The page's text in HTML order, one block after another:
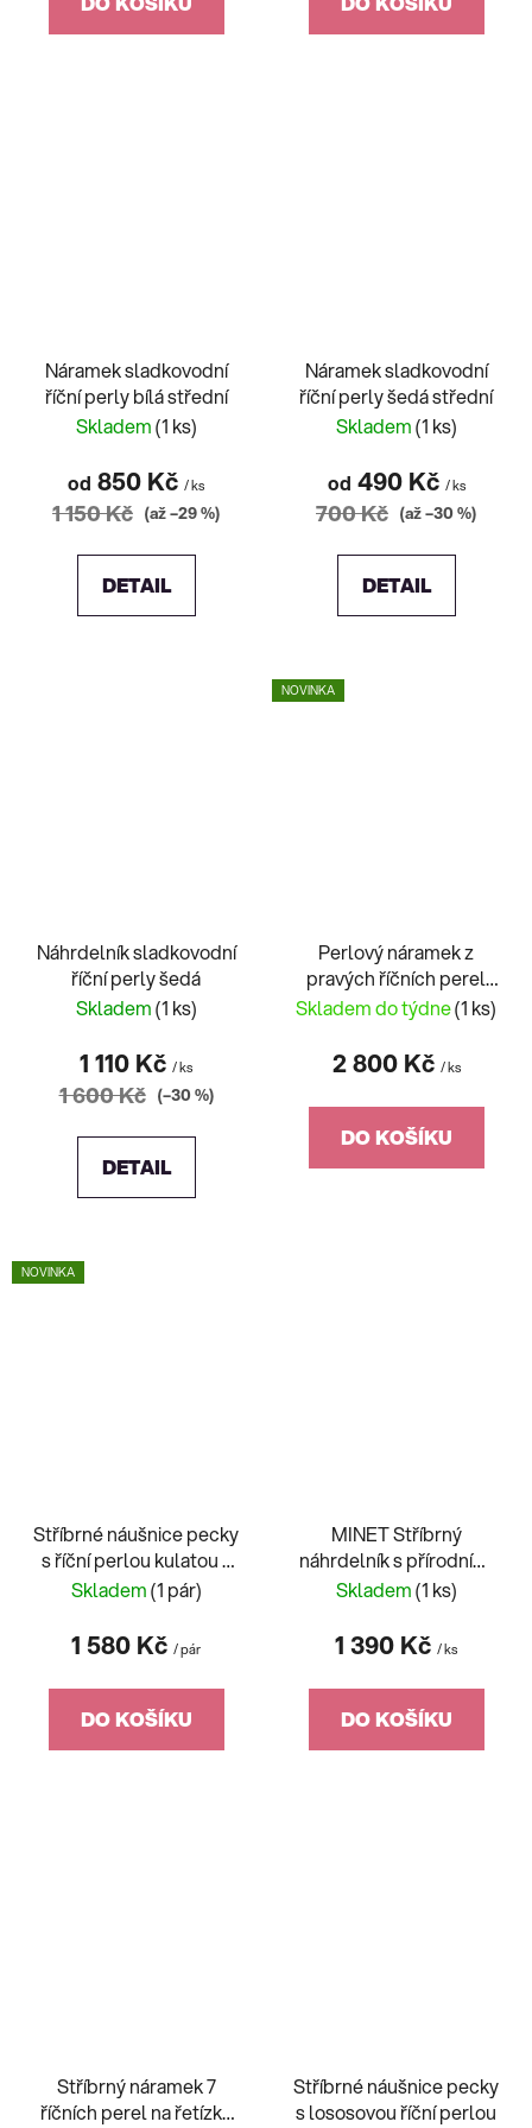
Náramek sladkovodní
říční perly bílá střední
Skladem(1 ks)
od 850 Kč / ks
1 150 Kč (až –29 %)
DETAIL
Náramek sladkovodní
říční perly šedá střední
Skladem(1 ks)
od 490 Kč / ks
700 Kč (až –30 %)
DETAIL
Náhrdelník sladkovodní
říční perly šedá
Skladem(1 ks)
1 110 Kč / ks
1 600 Kč (–30 %)
DETAIL
NOVINKA
Perlový náramek z
pravých říčních perel
bílý 23003.1
Skladem do týdne(1 ks)
2 800 Kč / ks
DO KOŠÍKU
NOVINKA
Stříbrné náušnice pecky
s říční perlou kulatou a
jedním zirkonem
Skladem(1 pár)
1 580 Kč / pár
DO KOŠÍKU
MINET Stříbrný
náhrdelník s přírodními
perlami
Skladem(1 ks)
1 390 Kč / ks
DO KOŠÍKU
Stříbrný náramek 7
říčních perel na řetízku
Stříbrné náušnice pecky
s lososovou říční perlou